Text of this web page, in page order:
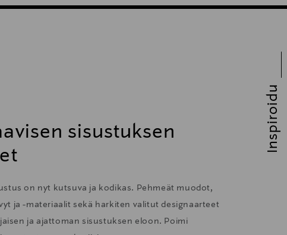
sisustuksen
on nyt kutsuva ja kodikas. Pehmeät muodot,
ja -materiaalit sekä harkiten valitut designaarteet
ja ajattoman sisustuksen eloon. Poimi
Inspiroidu